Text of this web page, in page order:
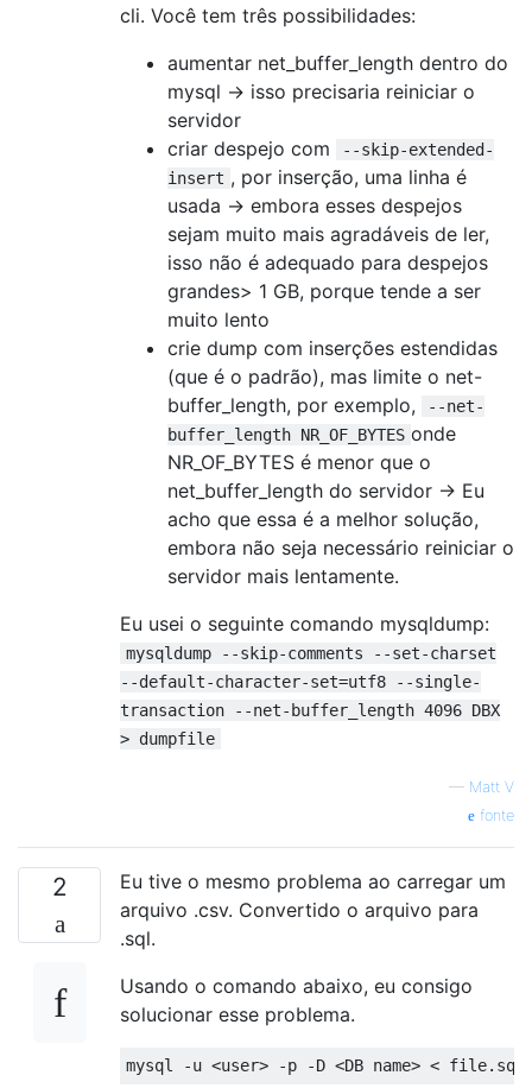
cli. Você tem três possibilidades:
aumentar net_buffer_length dentro do
mysql -> isso precisaria reiniciar o
servidor
criar despejo com
--skip-extended-
insert , por inserção, uma linha é
usada -> embora esses despejos
sejam muito mais agradáveis ​​de ler,
isso não é adequado para despejos
grandes> 1 GB, porque tende a ser
muito lento
crie dump com inserções estendidas
(que é o padrão), mas limite o net-
buffer_length, por exemplo,
--net-
buffer_length NR_OF_BYTES onde
NR_OF_BYTES é menor que o
net_buffer_length do servidor -> Eu
acho que essa é a melhor solução,
embora não seja necessário reiniciar o
servidor mais lentamente.
Eu usei o seguinte comando mysqldump:
mysqldump --skip-comments --set-charset
--default-character-set=utf8 --single-
transaction --net-buffer_length 4096 DBX
> dumpfile
— Matt V
fonte
2
Eu tive o mesmo problema ao carregar um
arquivo .csv. Convertido o arquivo para
.sql.
Usando o comando abaixo, eu consigo
solucionar esse problema.
mysql -u <user> -p -D <DB name> < file. sql